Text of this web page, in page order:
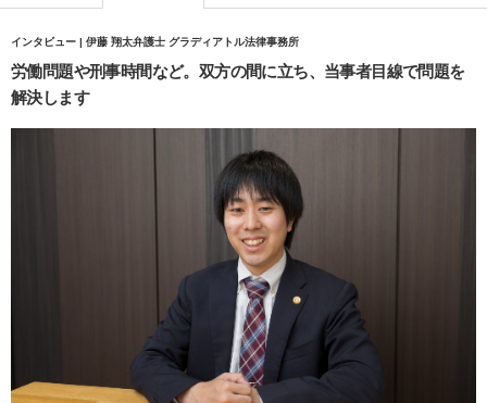
インタビュー | 伊藤 翔太弁護士 グラディアトル法律事務所
労働問題や刑事時間など。双方の間に立ち、当事者目線で問題を
解決します